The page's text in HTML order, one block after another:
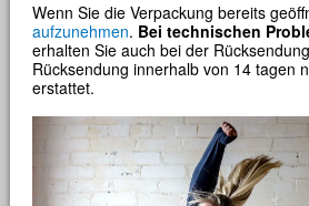
Wenn Sie die Verpackung bereits
aufzunehmen. Bei technischen
erhalten Sie auch bei der Rücksendung
Rücksendung innerhalb von 14 tagen
erstattet.